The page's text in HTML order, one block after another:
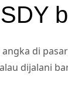
di
dijalani